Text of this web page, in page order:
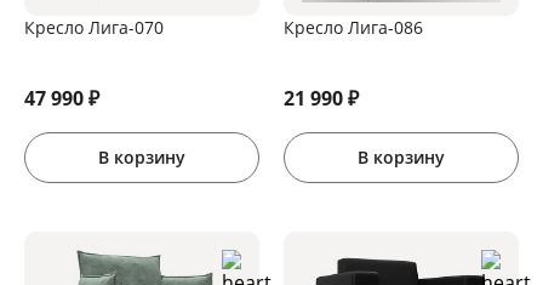
Кресло Лига-070
47 990₽
В корзину
Кресло Лига-086
21 990₽
В корзину